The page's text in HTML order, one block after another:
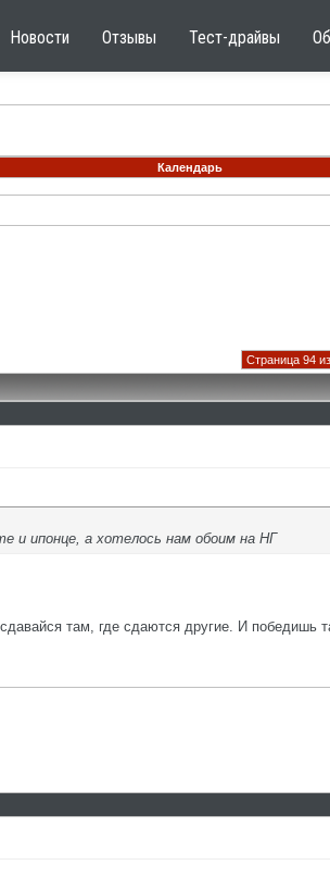
Новости Отзывы Тест-драйвы
Календарь
Страница 94
и ипонце, а хотелось нам обоим на НГ
там, где сдаются другие. И победишь